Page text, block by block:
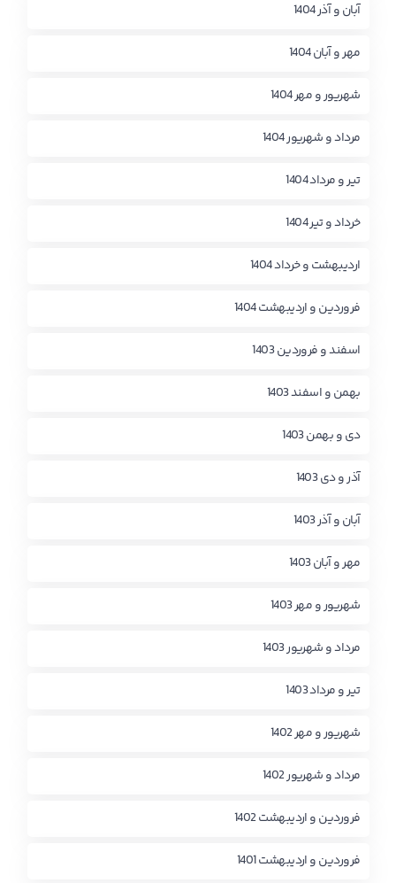
آبان و آذر 1404
مهر و آبان 1404
شهریور و مهر 1404
مرداد و شهریور 1404
تیر و مرداد 1404
خرداد و تیر 1404
اردیبهشت و خرداد 1404
فروردین و اردیبهشت 1404
اسفند و فروردین 1403
بهمن و اسفند 1403
دی و بهمن 1403
آذر و دی 1403
آبان و آذر 1403
مهر و آبان 1403
شهریور و مهر 1403
مرداد و شهریور 1403
تیر و مرداد 1403
شهریور و مهر 1402
مرداد و شهریور 1402
فروردین و اردیبهشت 1402
فروردین و اردیبهشت 1401